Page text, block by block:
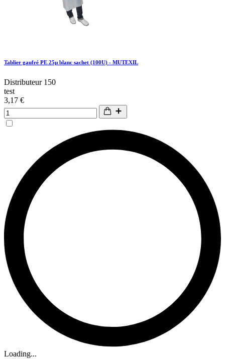
Tablier gaufré PE 25µ blanc sachet (100U) - MUTEXIL
Distributeur 150
test
3,17 €
Loading...